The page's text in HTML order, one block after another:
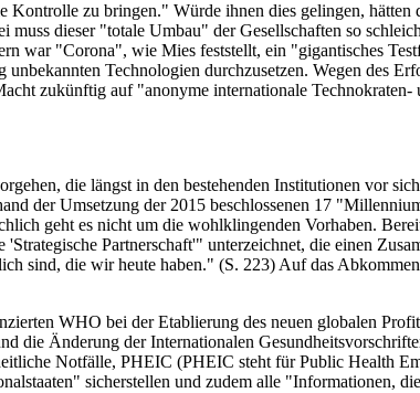
zu bringen." Würde ihnen dies gelingen,
dieser "totale Umbau" der Gesellschaften so
war "Corona", wie Mies feststellt, ein "gigantisches
Technologien durchzusetzen. Wegen des
zukünftig auf "anonyme internationale
die längst in den bestehenden Institutionen vor
der Umsetzung der 2015 beschlossenen 17
geht es nicht um die wohlklingenden Vorhaben.
Partnerschaft'" unterzeichnet, die einen
sind, die wir heute haben." (S. 223) Auf das
WHO bei der Etablierung des neuen globalen
die Änderung der Internationalen
Notfälle, PHEIC (PHEIC steht für Public Health
sicherstellen und zudem alle "Informationen,